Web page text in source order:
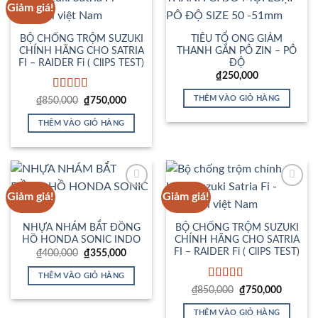
Giảm giá!
BỘ CHỐNG TRỘM SUZUKI
CHÍNH HÃNG CHO SATRIA
FI – RAIDER Fi ( ClIPS TEST)
Được xếp
hạng55 sao
₫850,000 Giá
là:
₫850,000.
₫750,000Giá
THÊM VÀO GIỎ HÀNG
Wishlist
TIÊU TỔ ONG GIẢM
THANH GẮN PÔ ZIN – PÔ
ĐỘ
₫250,000
THÊM VÀO GIỎ HÀNG
Giảm giá!
NHỰA NHÁM BẮT ĐỒNG
HỒ HONDA SONIC INDO
₫400,000 Giá
gốc
là:
₫400,000.
₫355,000Giá
tại
THÊM VÀO GIỎ HÀNG
Giảm giá!
BỘ CHỐNG TRỘM SUZUKI
CHÍNH HÃNG CHO SATRIA
FI – RAIDER Fi ( ClIPS TEST)
Được xếp
hạng55 sao
₫850,000 Giá
gốc
là:
₫750,000Giá
tại
THÊM VÀO GIỎ HÀNG